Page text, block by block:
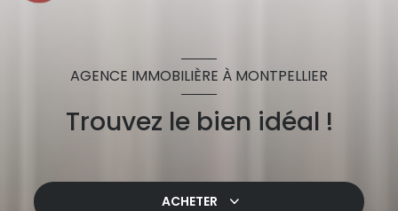
AGENCE IMMOBILIÈRE À MONTPELLIER
Trouvez le bien idéal !
ACHETER